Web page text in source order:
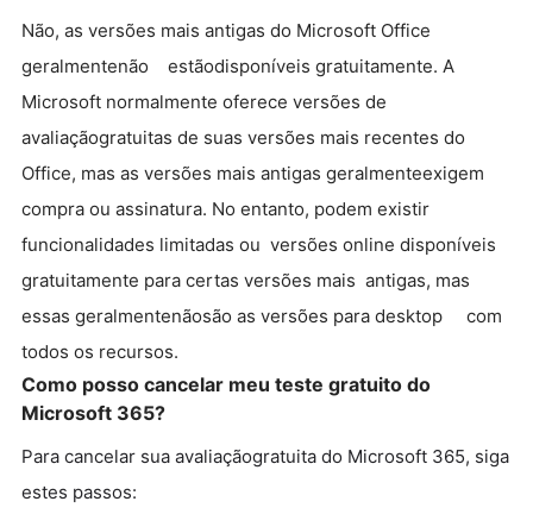
Não, as versões mais antigas do Microsoft Office
geralmentenão estãodisponíveis gratuitamente. A
Microsoft normalmente oferece versões de
avaliaçãogratuitas de suas versões mais recentes do
Office, mas as versões mais antigas geralmenteexigem
compra ou assinatura. No entanto, podem existir
funcionalidades limitadas ou versões online disponíveis
gratuitamente para certas versões mais antigas, mas
essas geralmentenãosão as versões para desktop com
todos os recursos.
Como posso cancelar meu teste gratuito do
Microsoft 365?
Para cancelar sua avaliaçãogratuita do Microsoft 365, siga
estes passos: